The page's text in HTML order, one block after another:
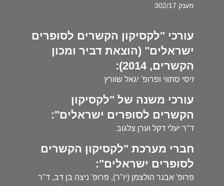
מענק 302/17
עורכי "לקסיקון הקשרים לסופרים
ישראלים" (הוצאת דביר ומכון
הקשרים, 2014):
זיסי סתווי ופרופ' יגאל שוורץ
עורכי משנה של "לקסיקון
הקשרים לסופרים ישראלים":
ד"ר יעלי דקל וערן צלגוב
חברי מערכת "לקסיקון הקשרים
לסופרים ישראלים":
פרופ' אבנר הולצמן (יו"ר), פרופ' ניצה בן דב, ד"ר